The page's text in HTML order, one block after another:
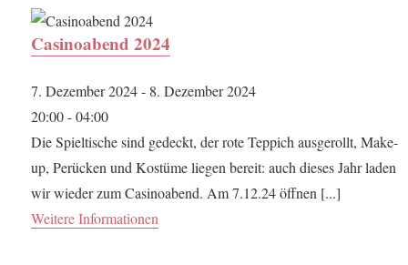
Casinoabend 2024
7. Dezember 2024 - 8. Dezember 2024
20:00 - 04:00
Die Spieltische sind gedeckt, der rote Teppich ausgerollt, Make-
up, Perücken und Kostüme liegen bereit: auch dieses Jahr laden
wir wieder zum Casinoabend. Am 7.12.24 öffnen [...]
Weitere Informationen